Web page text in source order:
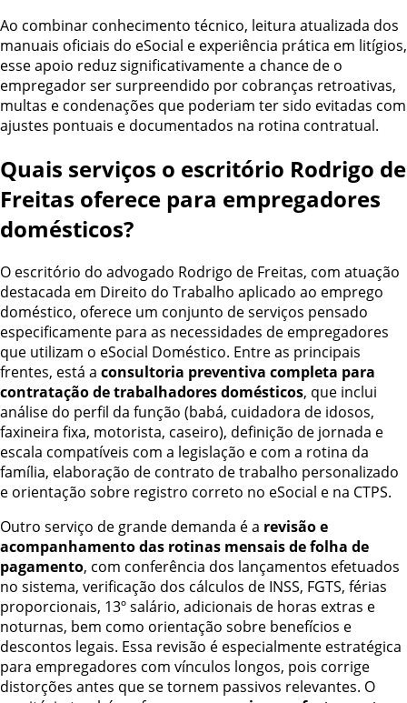
Ao combinar conhecimento técnico, leitura atualizada dos
manuais oficiais do eSocial e experiência prática em litígios,
esse apoio reduz significativamente a chance de o
empregador ser surpreendido por cobranças retroativas,
multas e condenações que poderiam ter sido evitadas com
ajustes pontuais e documentados na rotina contratual.
Quais serviços o escritório Rodrigo de
Freitas oferece para empregadores
domésticos?
O escritório do advogado Rodrigo de Freitas, com atuação
destacada em Direito do Trabalho aplicado ao emprego
doméstico, oferece um conjunto de serviços pensado
especificamente para as necessidades de empregadores
que utilizam o eSocial Doméstico. Entre as principais
frentes, está a consultoria preventiva completa para
contratação de trabalhadores domésticos, que inclui
análise do perfil da função (babá, cuidadora de idosos,
faxineira fixa, motorista, caseiro), definição de jornada e
escala compatíveis com a legislação e com a rotina da
família, elaboração de contrato de trabalho personalizado
e orientação sobre registro correto no eSocial e na CTPS.
Outro serviço de grande demanda é a revisão e
acompanhamento das rotinas mensais de folha de
pagamento, com conferência dos lançamentos efetuados
no sistema, verificação dos cálculos de INSS, FGTS, férias
proporcionais, 13º salário, adicionais de horas extras e
noturnas, bem como orientação sobre benefícios e
descontos legais. Essa revisão é especialmente estratégica
para empregadores com vínculos longos, pois corrige
distorções antes que se tornem passivos relevantes. O